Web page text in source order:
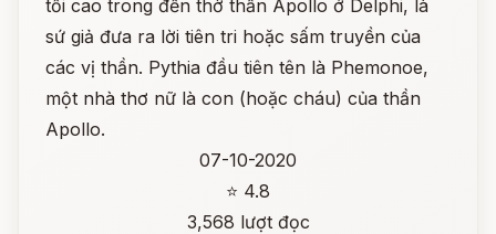
tối cao trong đền thờ thần Apollo ở Delphi, là
sứ giả đưa ra lời tiên tri hoặc sấm truyền của
các vị thần. Pythia đầu tiên tên là Phemonoe,
một nhà thơ nữ là con (hoặc cháu) của thần
Apollo.
07-10-2020
⭐ 4.8
3,568 lượt đọc